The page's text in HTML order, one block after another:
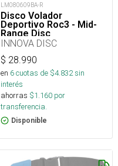
LM080609BA-R
Disco Volador
Deportivo Roc3 - Mid-
Range Disc
INNOVA DISC
$ 28.990
en 6cuotas de $4.832sin
interés
ahorras $1.160 por
transferencia.
Disponible